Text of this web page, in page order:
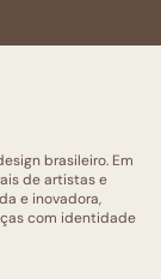
brasileiro. Em
de artistas e
e inovadora,
com identidade